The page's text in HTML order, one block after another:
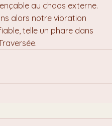
au chaos externe.
alors notre vibration
telle un phare dans